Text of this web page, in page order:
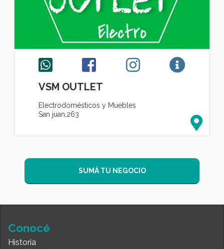
VSM OUTLET
Electrodomésticos y Muebles
San juan,263
SUMÁ TU NEGOCIO
Conocé
Historia